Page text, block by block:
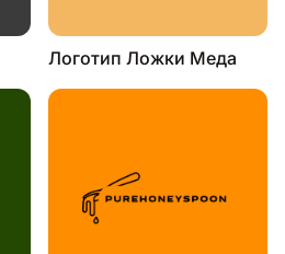
Логотип Ложки Меда